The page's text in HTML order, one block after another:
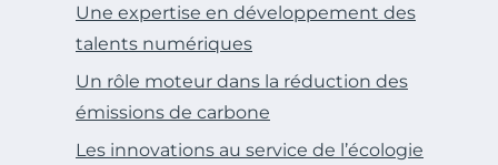
Une expertise en développement des
talents numériques
Un rôle moteur dans la réduction des
émissions de carbone
Les innovations au service de l’écologie